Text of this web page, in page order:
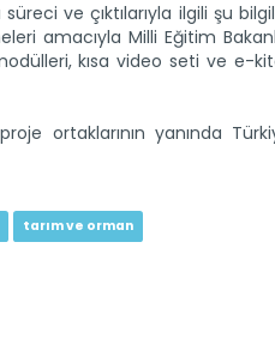
ve çıktılarıyla ilgili şu
amacıyla Milli Eğitim
kısa video seti ve e-
ortaklarının yanında
tarım ve orman